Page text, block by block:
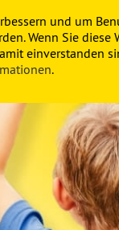
und um
Wenn Sie
einverstanden
.